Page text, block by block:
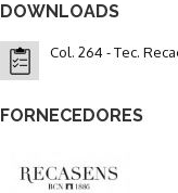
DOWNLOADS
Col. 264 - Tec.
FORNECEDORES